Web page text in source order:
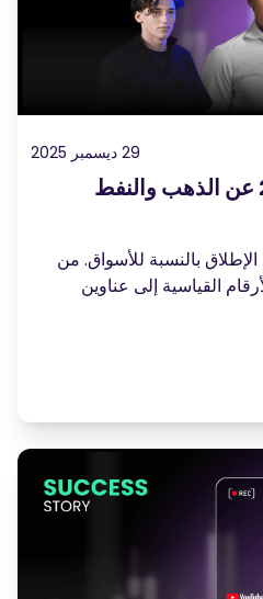
29 ديسمبر 2025
ما علمنا إياه عام 2025 عن الذهب والنفط
هادئًا على الإطلاق بالنسبة للأسواق. من
القياسية إلى عناوين